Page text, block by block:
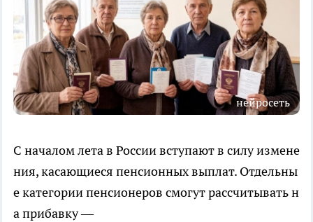
нейросеть
С началом лета в России вступают в силу измене
ния, касающиеся пенсионных выплат. Отдельны
е категории пенсионеров смогут рассчитывать н
а прибавку —